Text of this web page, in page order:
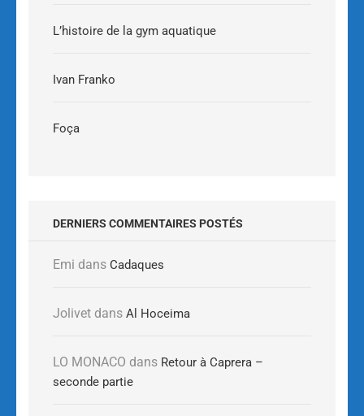
L’histoire de la gym aquatique
Ivan Franko
Foça
DERNIERS COMMENTAIRES POSTÉS
Emi dans Cadaques
Jolivet dans Al Hoceima
LO MONACO dans Retour à Caprera –
seconde partie